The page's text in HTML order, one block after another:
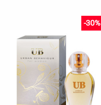
-30%